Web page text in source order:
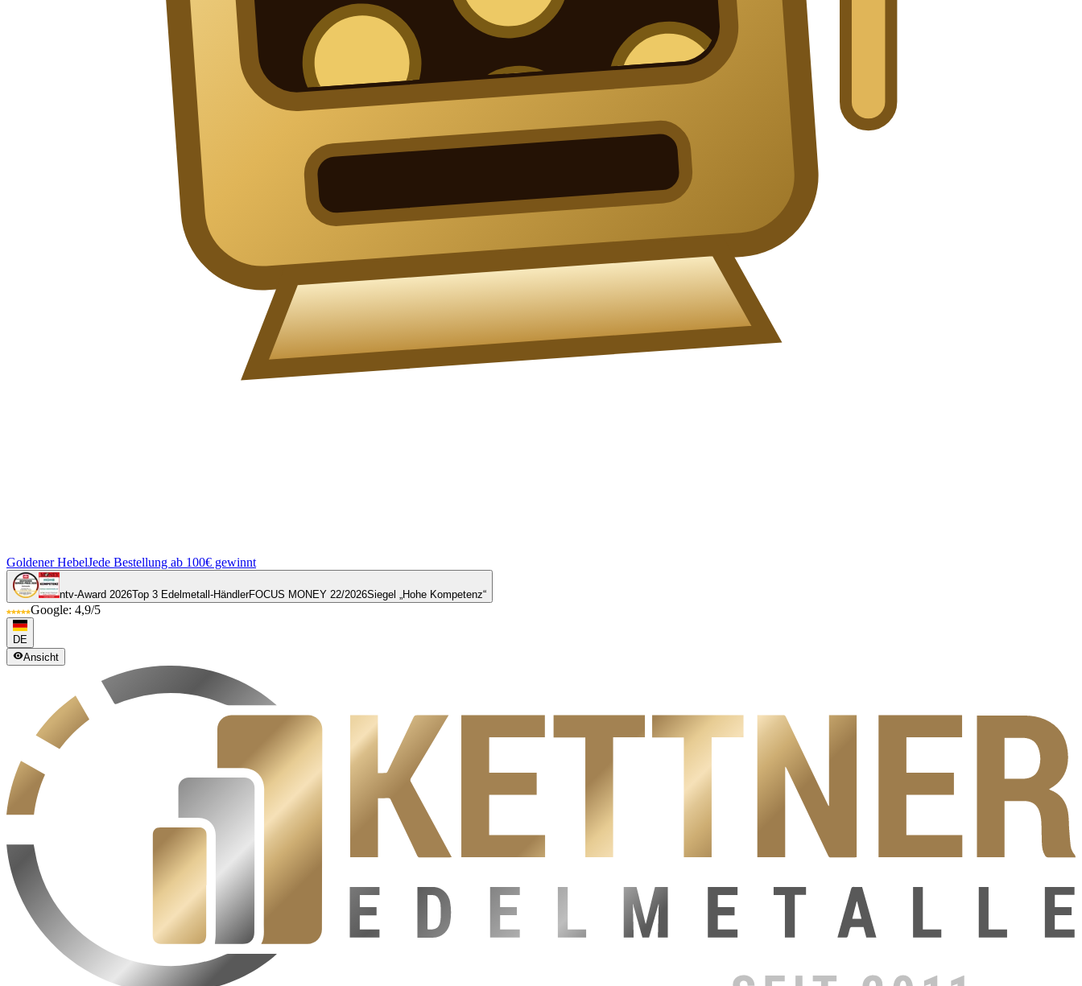
Goldener HebelJede Bestellung ab 100€ gewinnt
ntv-Award 2026Top 3 Edelmetall-HändlerFOCUS MONEY 22/2026Siegel „Hohe Kompetenz“
Google: 4,9/5
DE
Ansicht